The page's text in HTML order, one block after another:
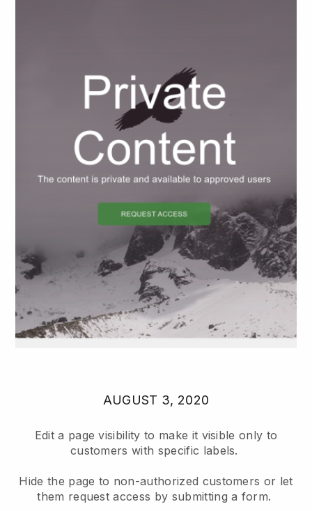
AUGUST 3, 2020
Edit a page visibility to make it visible only to
customers with specific labels.
Hide the page to non-authorized customers or let
them request access by submitting a form.